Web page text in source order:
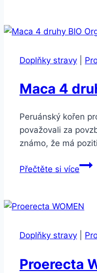
Doplňky stravy
Maca 4
Peruánský kořen
považovali za
známo, že má
Přečtěte si víceMaca
BIO
90
Doplňky stravy
Proerecta